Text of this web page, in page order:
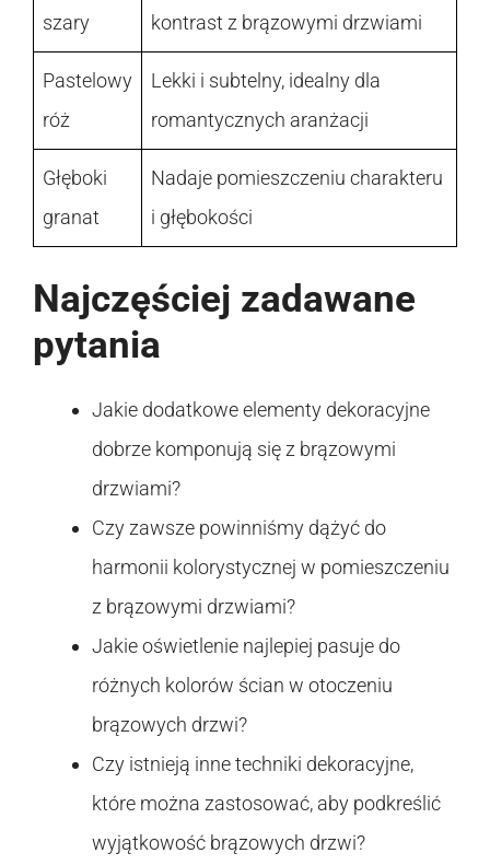
szary
kontrast z brązowymi drzwiami
Pastelowy
róż
Lekki i subtelny, idealny dla
romantycznych aranżacji
Głęboki
granat
Nadaje pomieszczeniu charakteru
i głębokości
Najczęściej zadawane
pytania
Jakie dodatkowe elementy dekoracyjne
dobrze komponują się z brązowymi
drzwiami?
Czy zawsze powinniśmy dążyć do
harmonii kolorystycznej w pomieszczeniu
z brązowymi drzwiami?
Jakie oświetlenie najlepiej pasuje do
różnych kolorów ścian w otoczeniu
brązowych drzwi?
Czy istnieją inne techniki dekoracyjne,
które można zastosować, aby podkreślić
wyjątkowość brązowych drzwi?